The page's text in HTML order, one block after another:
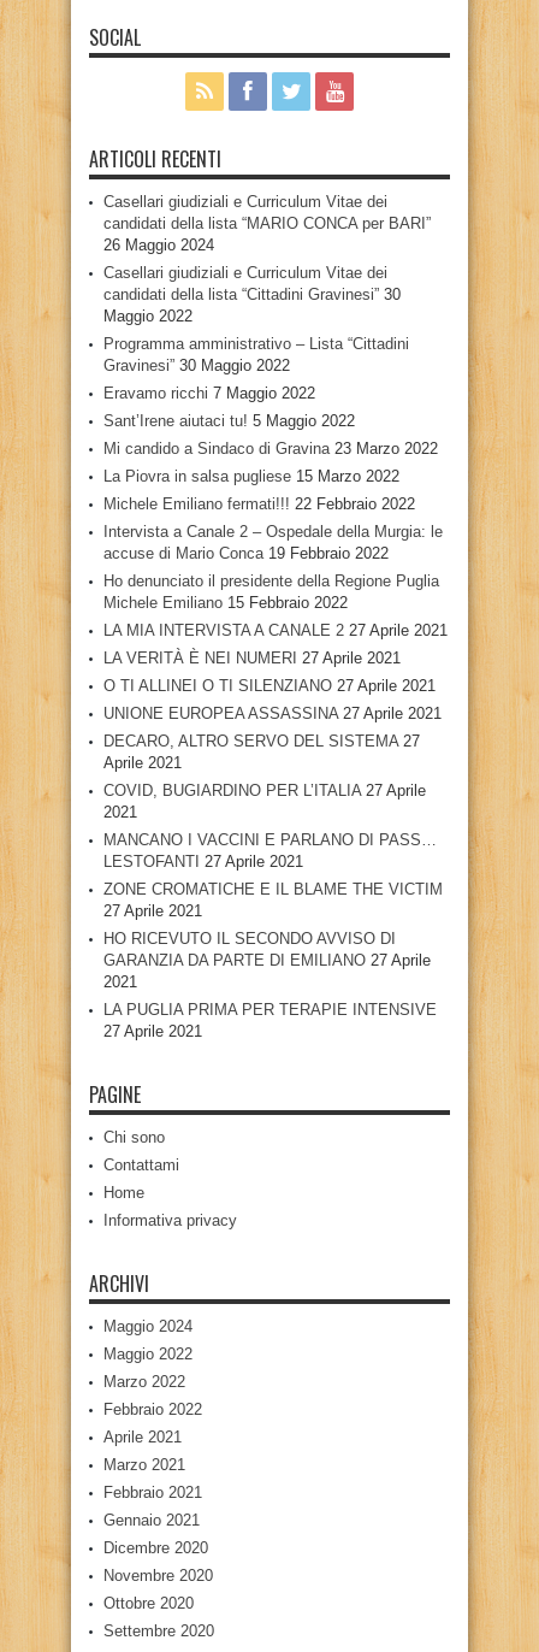
SOCIAL
ARTICOLI RECENTI
Casellari giudiziali e Curriculum Vitae dei
candidati della lista “MARIO CONCA per BARI”
26 Maggio 2024
Casellari giudiziali e Curriculum Vitae dei
candidati della lista “Cittadini Gravinesi” 30
Maggio 2022
Programma amministrativo – Lista “Cittadini
Gravinesi” 30 Maggio 2022
Eravamo ricchi 7 Maggio 2022
Sant’Irene aiutaci tu! 5 Maggio 2022
Mi candido a Sindaco di Gravina 23 Marzo 2022
La Piovra in salsa pugliese 15 Marzo 2022
Michele Emiliano fermati!!! 22 Febbraio 2022
Intervista a Canale 2 – Ospedale della Murgia: le
accuse di Mario Conca 19 Febbraio 2022
Ho denunciato il presidente della Regione Puglia
Michele Emiliano 15 Febbraio 2022
LA MIA INTERVISTA A CANALE 2 27 Aprile 2021
LA VERITÀ È NEI NUMERI 27 Aprile 2021
O TI ALLINEI O TI SILENZIANO 27 Aprile 2021
UNIONE EUROPEA ASSASSINA 27 Aprile 2021
DECARO, ALTRO SERVO DEL SISTEMA 27
Aprile 2021
COVID, BUGIARDINO PER L’ITALIA 27 Aprile
2021
MANCANO I VACCINI E PARLANO DI PASS…
LESTOFANTI 27 Aprile 2021
ZONE CROMATICHE E IL BLAME THE VICTIM
27 Aprile 2021
HO RICEVUTO IL SECONDO AVVISO DI
GARANZIA DA PARTE DI EMILIANO 27 Aprile
2021
LA PUGLIA PRIMA PER TERAPIE INTENSIVE
27 Aprile 2021
PAGINE
Chi sono
Contattami
Home
Informativa privacy
ARCHIVI
Maggio 2024
Maggio 2022
Marzo 2022
Febbraio 2022
Aprile 2021
Marzo 2021
Febbraio 2021
Gennaio 2021
Dicembre 2020
Novembre 2020
Ottobre 2020
Settembre 2020